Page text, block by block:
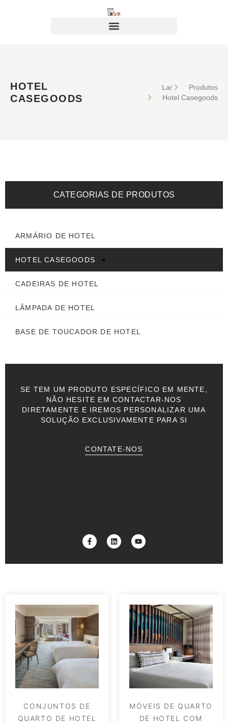
HOTEL
CASEGOODS
Lar
Produtos
Hotel Casegoods
CATEGORIAS DE PRODUTOS
ARMÁRIO DE HOTEL
HOTEL CASEGOODS
CADEIRAS DE HOTEL
LÂMPADA DE HOTEL
BASE DE TOUCADOR DE HOTEL
SE TEM UM PRODUTO ESPECÍFICO EM MENTE,
NÃO HESITE EM CONTACTAR-NOS
DIRETAMENTE E IREMOS PERSONALIZAR UMA
SOLUÇÃO EXCLUSIVAMENTE PARA SI
CONTATE-NOS
CONJUNTOS DE
QUARTO DE HOTEL
MÓVEIS DE QUARTO
DE HOTEL COM